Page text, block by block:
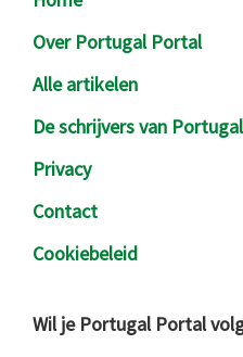
Over Portugal Portal
Alle artikelen
De schrijvers van
Privacy
Contact
Cookiebeleid
Wil je Portugal Portal